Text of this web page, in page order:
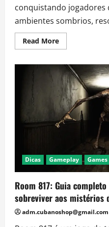
conquistando
ambientes sombrios,
Read MoreRead
more
817:
Conheça
o
jogo
de
terror
que
está
conquistando
os
suspense
Dicas Gameplay Games
Room 817: Guia
sobreviver aos mistérios
adm.cubanoshop@gmail.com